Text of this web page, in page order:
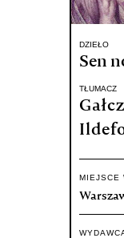
DZIEŁO
Sen
TŁUMACZ
MIEJSCE